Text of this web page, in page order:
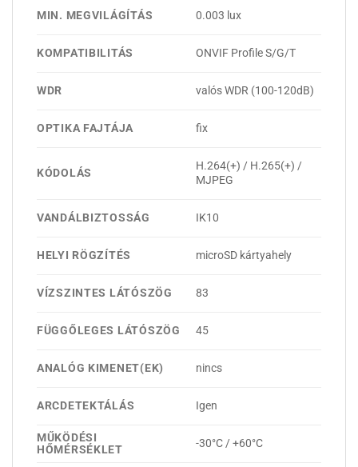
MIN. MEGVILÁGÍTÁS 0.003 lux
KOMPATIBILITÁS ONVIF Profile S/G/T
WDR valós WDR (100-120dB)
OPTIKA FAJTÁJA fix
KÓDOLÁS
H.264(+) / H.265(+) /
MJPEG
VANDÁLBIZTOSSÁG IK10
HELYI RÖGZÍTÉS microSD kártyahely
VÍZSZINTES LÁTÓSZÖG 83
FÜGGŐLEGES LÁTÓSZÖG 45
ANALÓG KIMENET(EK) nincs
ARCDETEKTÁLÁS Igen
MŰKÖDÉSI
HŐMÉRSÉKLET
-30°C / +60°C